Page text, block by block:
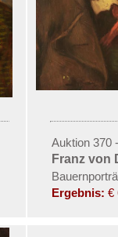
Auktion 370
Franz von
Ergebnis: €